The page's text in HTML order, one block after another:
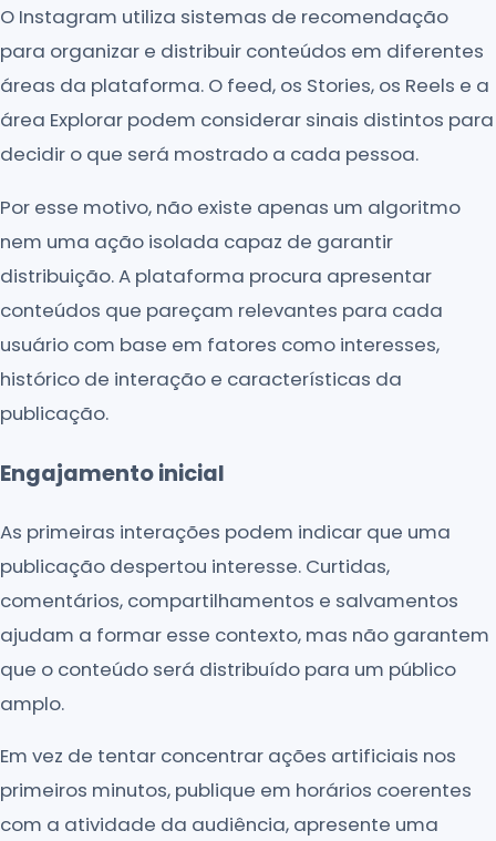
O Instagram utiliza sistemas de recomendação
para organizar e distribuir conteúdos em diferentes
áreas da plataforma. O feed, os Stories, os Reels e a
área Explorar podem considerar sinais distintos para
decidir o que será mostrado a cada pessoa.
Por esse motivo, não existe apenas um algoritmo
nem uma ação isolada capaz de garantir
distribuição. A plataforma procura apresentar
conteúdos que pareçam relevantes para cada
usuário com base em fatores como interesses,
histórico de interação e características da
publicação.
Engajamento inicial
As primeiras interações podem indicar que uma
publicação despertou interesse. Curtidas,
comentários, compartilhamentos e salvamentos
ajudam a formar esse contexto, mas não garantem
que o conteúdo será distribuído para um público
amplo.
Em vez de tentar concentrar ações artificiais nos
primeiros minutos, publique em horários coerentes
com a atividade da audiência, apresente uma